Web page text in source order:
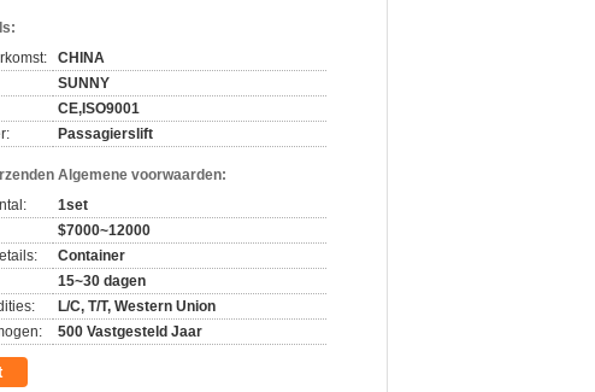
CHINA
SUNNY
CE,ISO9001
Passagierslift
Algemene voorwaarden:
1set
$7000~12000
Container
15~30 dagen
L/C, T/T, Western Union
500 Vastgesteld Jaar